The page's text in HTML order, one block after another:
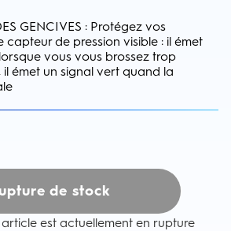
GENCIVES : Protégez vos
capteur de pression visible : il émet
vous vous brossez trop
il émet un signal vert quand la
de stock
est actuellement en rupture